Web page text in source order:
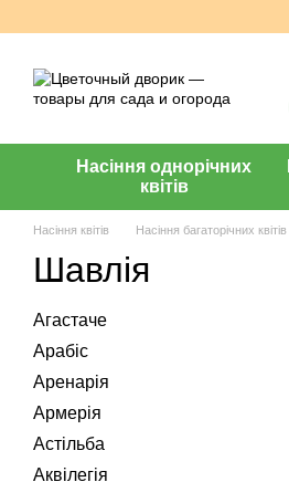
Насіння однорічних
квітів
Насіння квітів Насіння багаторічних квітів
Шавлія
Агастаче
Арабіс
Аренарія
Армерія
Астільба
Аквілегія